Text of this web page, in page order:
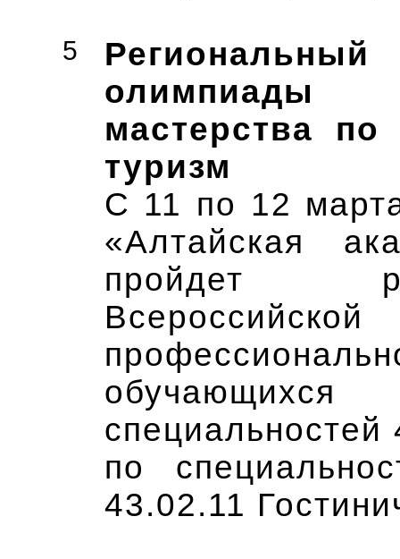
5
олимпиады
мастерства
туризм
С 11 по 12
«Алтайская
пройдет
обучающихся
по
43.02.11